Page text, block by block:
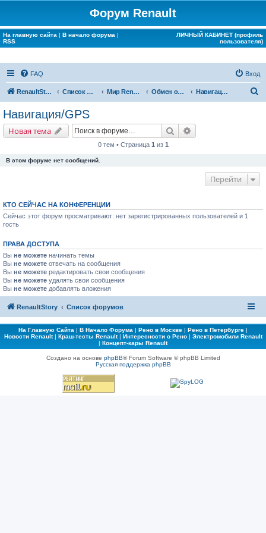
Форум Renault
На главную сайта | В начало форума |
RSS
ЛИЧНЫЙ КАБИНЕТ (профиль
пользователя)
FAQ Вход
RenaultStory Список форумов Мир Renault Обмен опытом Навигация/GPS
Навигация/GPS
Новая тема Поиск
0 тем • Страница 1 из 1
В этом форуме нет сообщений.
Перейти
КТО СЕЙЧАС НА КОНФЕРЕНЦИИ
Сейчас этот форум просматривают: нет зарегистрированных пользователей и 1
гость
ПРАВА ДОСТУПА
Вы не можете начинать темы
Вы не можете отвечать на сообщения
Вы не можете редактировать свои сообщения
Вы не можете удалять свои сообщения
Вы не можете добавлять вложения
RenaultStory Список форумов
На Главную Сайта | В Начало Форума | Рено в Москве | Рено в Петербурге |
Новости Renault| Краш-тесты Renault| Интересности о Рено| Электромобили Renault
| Концепт-кары Renault
Создано на основе phpBB® Forum Software © phpBB Limited
Русская поддержка phpBB